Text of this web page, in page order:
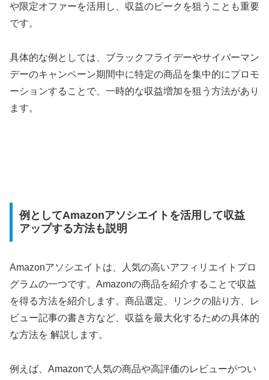
や限定オファーを活用し、収益のピークを狙うことも重要
です。
具体的な例としては、ブラックフライデーやサイバーマン
デーのキャンペーン期間中に特定の商品を集中的にプロモ
ーションすることで、一時的な収益増加を狙う方法があり
ます。
例としてAmazonアソシエイトを活用して収益
アップする方法も説明
Amazonアソシエイトは、人気の高いアフィリエイトプロ
グラムの一つです。Amazonの商品を紹介することで収益
を得る方法を紹介します。商品選定、リンクの貼り方、レ
ビュー記事の書き方など、収益を最大化するための具体的
な方法を 解説します。
例えば、Amazonで人気の商品や高評価のレビューがつい